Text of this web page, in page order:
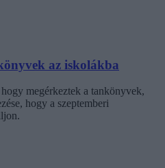
az iskolákba
megérkeztek a tankönyvek,
hogy a szeptemberi